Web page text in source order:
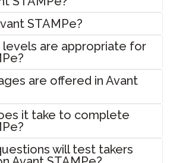
드
드
상 키보드 사용법
상 키보드 사용법
가상 키보드 사용법
하기
기
시작하기
가이드
가이드
로필 가이드를 위해
터링 가이드
감독 가이드
드
작성 가이드
작성 가이드
보고서 작성 가이드
가 가이드
성 섹션 가이드
수기 작성 섹션 가이드
이드
드 점수 가이드
응시자 가이드
시자 가이드
험 응시자 가이드
시험 응시자 가이드
험 응시자 가이드
기술 가이드
가이드
가이드
가이드용
모 가이드
모 가이드를 위한
릭 가이드
위한
벨
드
워 업 가이드
드
가이드
드
사용자 인터페이스: 기대할 점
기술 가이드
는 질문
STAMPe?
are appropriate for
are offered in Avant
it take to complete
will test takers